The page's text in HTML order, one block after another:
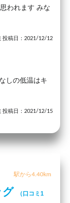
われます みな
投稿日：2021/12/12
しの低温はキ
投稿日：2021/12/15
駅から4.40km
グ
（口コミ1